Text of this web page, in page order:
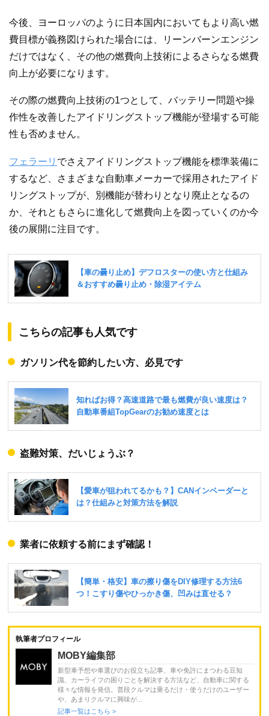
今後、ヨーロッパのように日本国内においてもより高い燃
費目標が義務図けられた場合には、リーンバーンエンジン
だけではなく、その他の燃費向上技術によるさらなる燃費
向上が必要になります。
その際の燃費向上技術の1つとして、バッテリー問題や操
作性を改善したアイドリングストップ機能が登場する可能
性も否めません。
フェラーリ でさえアイドリングストップ機能を標準装備に
するなど、さまざまな自動車メーカーで採用されたアイド
リングストップが、別機能が替わりとなり廃止となるの
か、それともさらに進化して燃費向上を図っていくのか今
後の展開に注目です。
こちらの記事も人気です
ガソリン代を節約したい方、必見です
盗難対策、だいじょうぶ？
業者に依頼する前にまず確認！
執筆者プロフィール
MOBY編集部
新型車予想や車選びのお役立ち記事、車や免許にまつわる豆知
識、カーライフの困りごとを解決する方法など、自動車に関する
様々な情報を発信。普段クルマは乗るだけ・使うだけのユーザー
や、あまりクルマに興味が...
記事一覧はこちら >